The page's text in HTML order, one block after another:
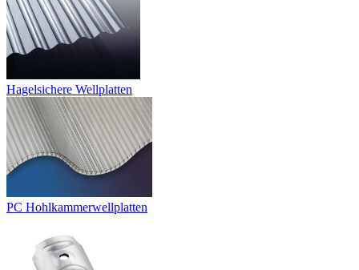
Hagelsichere Wellplatten
PC Hohlkammerwellplatten